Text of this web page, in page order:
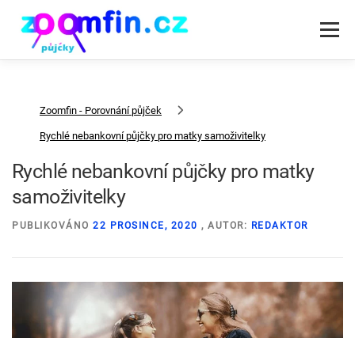
Menu
Zoomfin - Porovnání půjček
Rychlé nebankovní půjčky pro matky samoživitelky
Rychlé nebankovní půjčky pro matky
samoživitelky
PUBLIKOVÁNO 22 PROSINCE, 2020 , AUTOR: REDAKTOR